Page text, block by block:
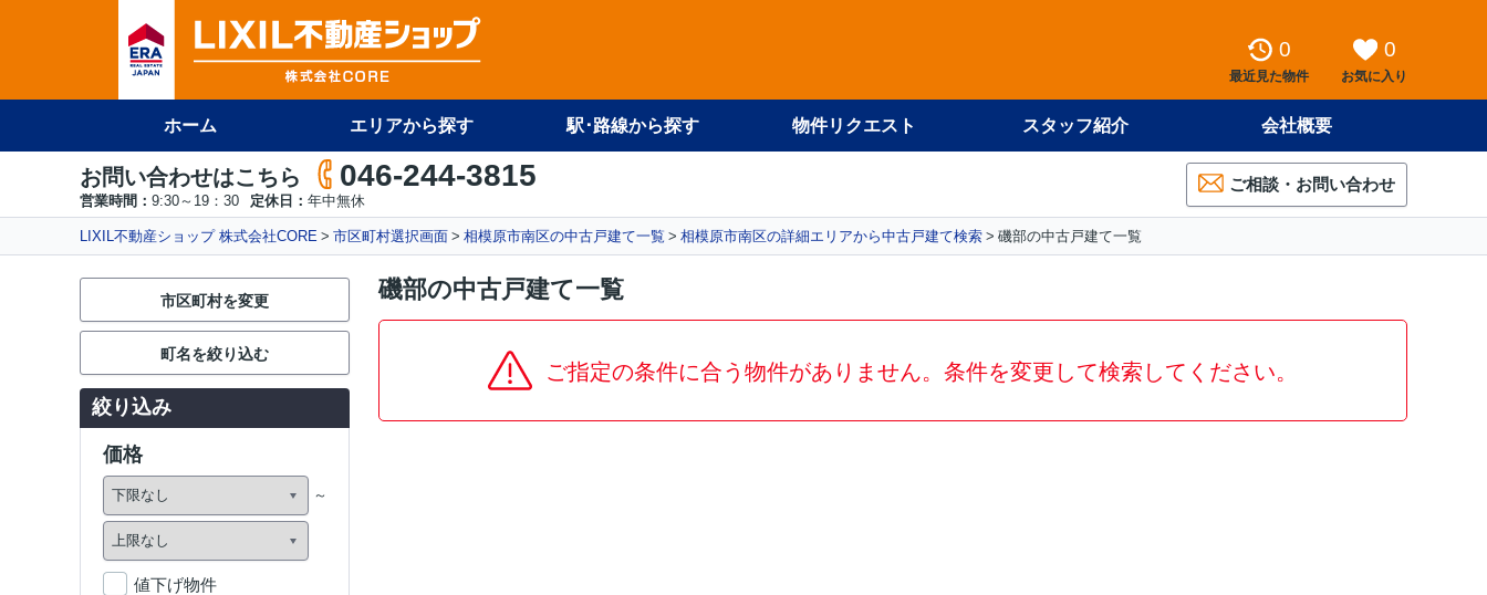
0
最近見た物件
0
お気に入り
ホーム エリアから探す 駅･路線から探す 物件リクエスト スタッフ紹介 会社概要
お問い合わせはこちら 046-244-3815
営業時間： 9:30～19：30 定休日： 年中無休
ご相談・お問い合わせ
LIXIL不動産ショップ 株式会社CORE 市区町村選択画面 相模原市南区の中古戸建て一覧 相模原市南区の詳細エリアから中古戸建て検索 磯部の中古戸建て一覧
磯部の中古戸建て一覧
ご指定の条件に合う物件がありません。条件を変更して検索してください。
市区町村を変更
町名を絞り込む
絞り込み
価格
値下げ物件